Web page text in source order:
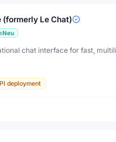
(formerly Le Chat)
Neu
chat interface for fast,
deployment